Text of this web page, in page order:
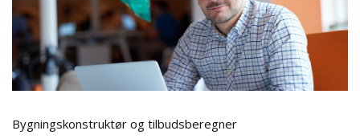
Bygningskonstruktør og tilbudsberegner